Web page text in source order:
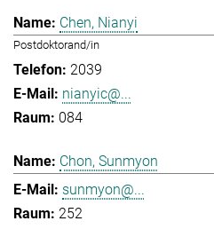
Chen, Nianyi
Postdoktorand/in
2039
nianyic@...
084
Chon, Sunmyon
sunmyon@...
252